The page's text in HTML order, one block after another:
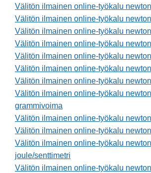
Välitön ilmainen online-työkalu
Välitön ilmainen online-työkalu
Välitön ilmainen online-työkalu
Välitön ilmainen online-työkalu
Välitön ilmainen online-työkalu
Välitön ilmainen online-työkalu
Välitön ilmainen online-työkalu
Välitön ilmainen online-työkalu
grammivoima
Välitön ilmainen online-työkalu
Välitön ilmainen online-työkalu
Välitön ilmainen online-työkalu
joule/senttimetri
Välitön ilmainen online-työkalu